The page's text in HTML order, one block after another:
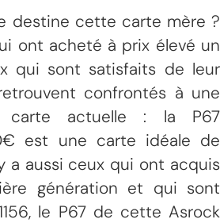
destine cette carte mère ?
ont acheté à prix élevé un
qui sont satisfaits de leur
confrontés à une
carte actuelle : la P67
est une carte idéale de
a aussi ceux qui ont acquis
génération et qui sont
le P67 de cette Asrock